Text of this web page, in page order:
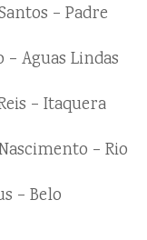
– Padre
Aguas Lindas
– Itaquera
– Rio
– Belo